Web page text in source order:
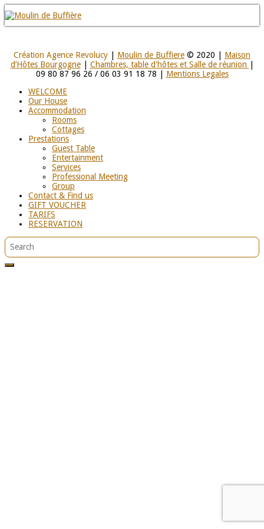
Création Agence Revolucy Moulin de Buffiere © 2020 | Maison
d’Hôtes Bourgogne| Chambres, table d'hôtes et Salle de réunion
09 80 87 96 26 / 06 03 91 18 78 | Mentions Legales
WELCOME
Our House
Accommodation
Rooms
Cottages
Prestations
Guest Table
Entertainment
Services
Professional Meeting
Group
Contact & Find us
GIFT VOUCHER
TARIFS
RESERVATION